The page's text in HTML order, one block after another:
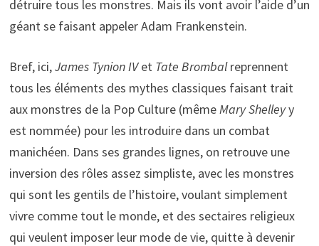
détruire tous les monstres. Mais ils vont avoir l’aide d’un
géant se faisant appeler Adam Frankenstein.
Bref, ici,James Tynion IVet Tate Brombalreprennent
tous les éléments des mythes classiques faisant trait
aux monstres de la Pop Culture (même Mary Shelleyy
est nommée) pour les introduire dans un combat
manichéen. Dans ses grandes lignes, on retrouve une
inversion des rôles assez simpliste, avec les monstres
qui sont les gentils de l’histoire, voulant simplement
vivre comme tout le monde, et des sectaires religieux
qui veulent imposer leur mode de vie, quitte à devenir